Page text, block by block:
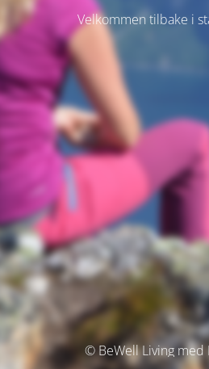
Velkommen tilbake i
© BeWell Living med